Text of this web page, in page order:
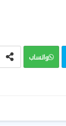
واتساب